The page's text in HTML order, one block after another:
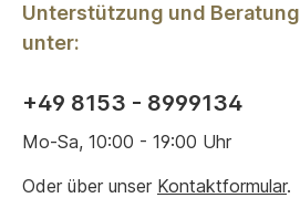
Unterstützung und Beratung
unter:
+49 8153 - 8999134
Mo-Sa, 10:00 - 19:00 Uhr
Oder über unser Kontaktformular.